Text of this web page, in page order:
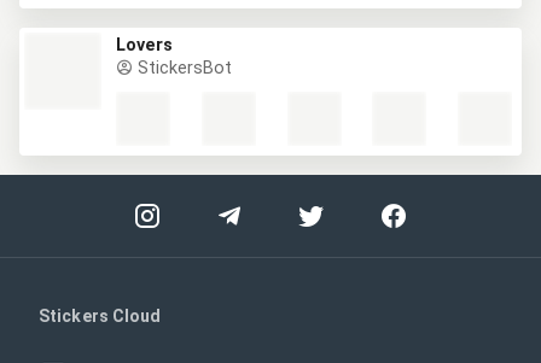
Lovers
StickersBot
Stickers Cloud